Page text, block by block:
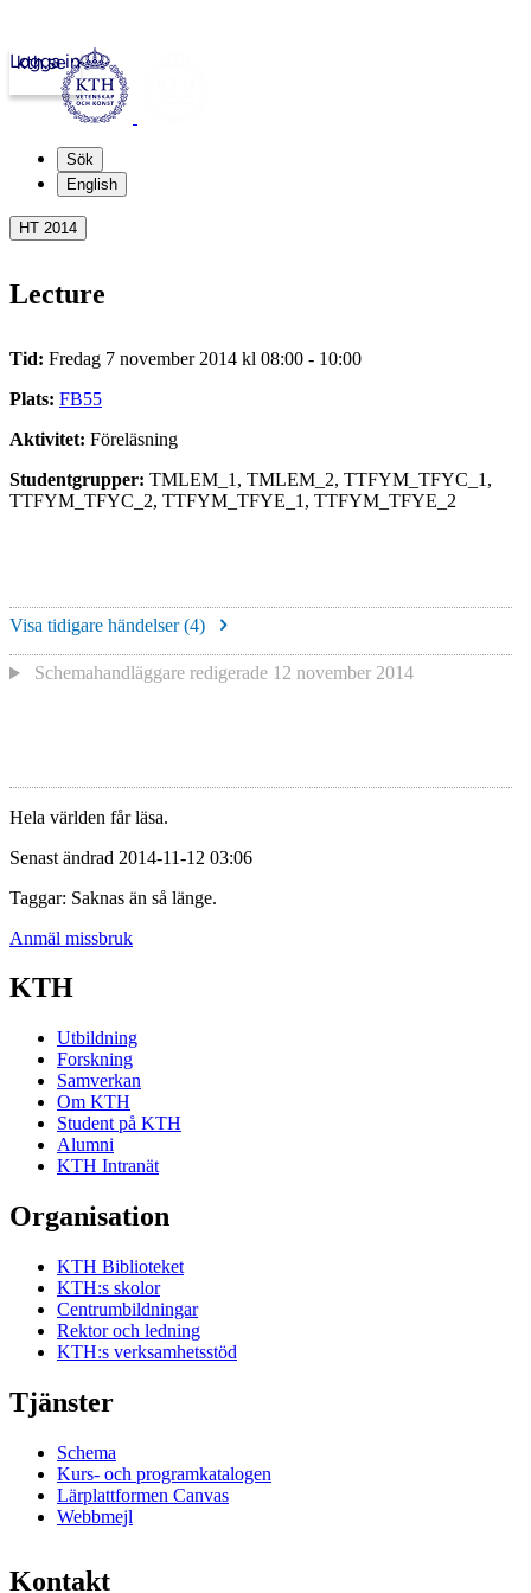
kth.se
Logga in
Sök
English
HT 2014
Lecture
Tid: Fredag 7 november 2014 kl 08:00 - 10:00
Plats: FB55
Aktivitet: Föreläsning
Studentgrupper: TMLEM_1, TMLEM_2, TTFYM_TFYC_1,
TTFYM_TFYC_2, TTFYM_TFYE_1, TTFYM_TFYE_2
Visa tidigare händelser (4)
Schemahandläggare redigerade 12 november 2014
Hela världen får läsa.
Senast ändrad 2014-11-12 03:06
Taggar: Saknas än så länge.
Anmäl missbruk
KTH
Utbildning
Forskning
Samverkan
Om KTH
Student på KTH
Alumni
KTH Intranät
Organisation
KTH Biblioteket
KTH:s skolor
Centrumbildningar
Rektor och ledning
KTH:s verksamhetsstöd
Tjänster
Schema
Kurs- och programkatalogen
Lärplattformen Canvas
Webbmejl
Kontakt